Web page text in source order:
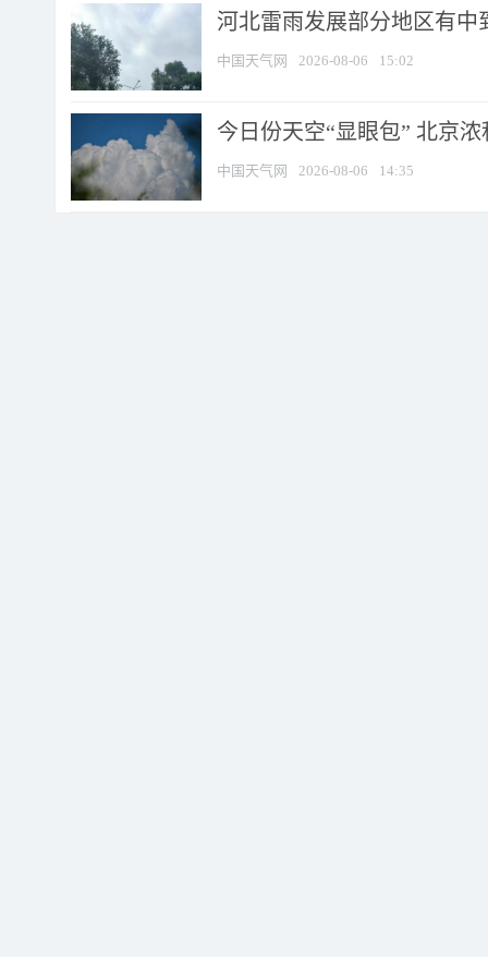
河北雷雨发展部分地区有中
中国天气网 2026-08-06 15:02
今日份天空“显眼包” 北京
中国天气网 2026-08-06 14:35